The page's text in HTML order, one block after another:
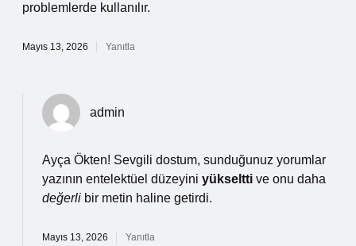
problemlerde kullanılır.
Mayıs 13, 2026 Yanıtla
admin
Ayça Ökten! Sevgili dostum, sunduğunuz yorumlar
yazının entelektüel düzeyini yükseltti ve onu daha
değerli bir metin haline getirdi.
Mayıs 13, 2026 Yanıtla